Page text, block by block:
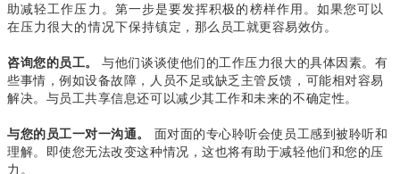
助减轻工作压力。第一步是要发挥积极的榜样作用。如果您可以
在压力很大的情况下保持镇定，那么员工就更容易效仿。
咨询您的员工。
与他们谈谈使他们的工作压力很大的具体因素。有
些事情，例如设备故障，人员不足或缺乏主管反馈，可能相对容易
解决。与员工共享信息还可以减少其工作和未来的不确定性。
与您的员工一对一沟通。
面对面的专心聆听会使员工感到被聆听和
理解。即使您无法改变这种情况，这也将有助于减轻他们和您的压
力。